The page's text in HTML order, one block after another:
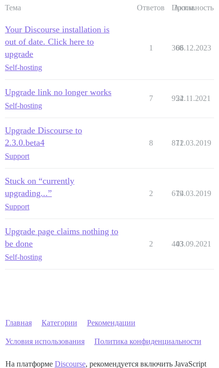
Тема Ответов Просм.
Активность
Your Discourse installation is
out of date. Click here to
upgrade
Self-hosting
1 368
06.12.2023
Upgrade link no longer works
Self-hosting
7 954
22.11.2021
Upgrade Discourse to
2.3.0.beta4
Support
8 871
12.03.2019
Stuck on “currently
upgrading...”
Support
2 679
14.03.2019
Upgrade page claims nothing to
be done
Self-hosting
2 443
03.09.2021
Главная Категории Рекомендации
Условия использования Политика конфиденциальности
На платформе Discourse, рекомендуется включить JavaScript